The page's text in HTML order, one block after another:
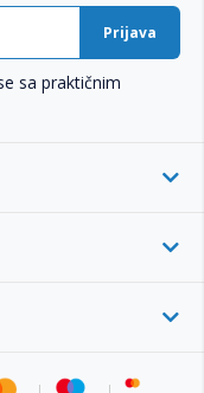
Prijava
sa praktičnim